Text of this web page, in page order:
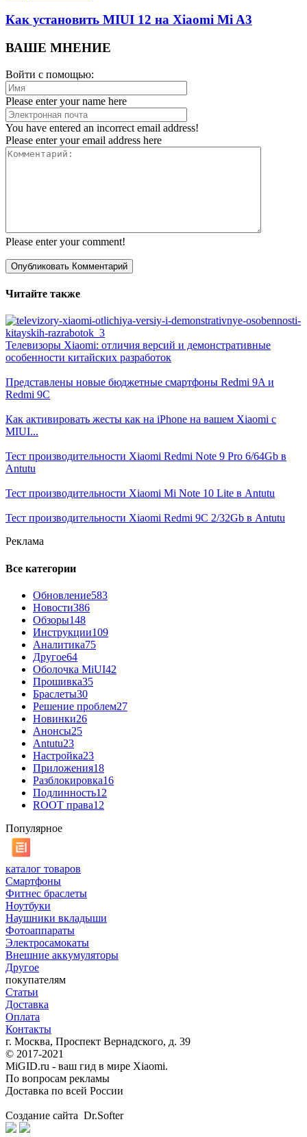
Как установить MIUI 12 на Xiaomi Mi A3
ВАШЕ МНЕНИЕ
Войти с помощью:
Please enter your name here
You have entered an incorrect email address!
Please enter your email address here
Please enter your comment!
Читайте также
Телевизоры Xiaomi: отличия версий и демонстративные
особенности китайских разработок
Представлены новые бюджетные смартфоны Redmi 9A и
Redmi 9C
Как активировать жесты как на iPhone на вашем Xiaomi с
MIUI...
Тест производительности Xiaomi Redmi Note 9 Pro 6/64Gb в
Antutu
Тест производительности Xiaomi Mi Note 10 Lite в Antutu
Тест производительности Xiaomi Redmi 9C 2/32Gb в Antutu
Реклама
Все категории
Обновление583
Новости386
Обзоры148
Инструкции109
Аналитика75
Другое64
Оболочка MiUI42
Прошивка35
Браслеты30
Решение проблем27
Новинки26
Анонсы25
Antutu23
Настройка23
Приложения18
Разблокировка16
Подлинность12
ROOT права12
Популярное
каталог товаров
Смартфоны
Фитнес браслеты
Ноутбуки
Наушники вкладыши
Фотоаппараты
Электросамокаты
Внешние аккумуляторы
Другое
покупателям
Статьи
Доставка
Оплата
Контакты
г. Москва, Проспект Вернадского, д. 39
© 2017-2021
MiGID.ru - ваш гид в мире Xiaomi.
По вопросам рекламы
Доставка по всей России
Создание сайта Dr.Softer